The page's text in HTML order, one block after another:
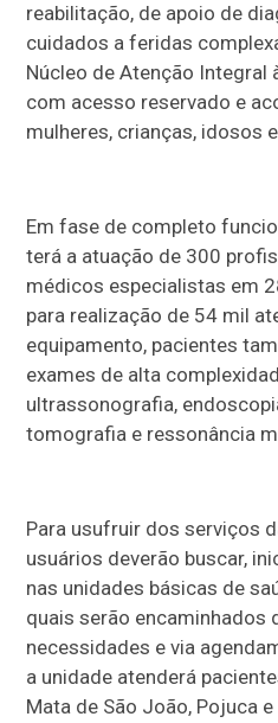
reabilitação, de apoio de
cuidados a feridas
Núcleo de Atenção Integral
com acesso reservado e
mulheres, crianças, idosos
Em fase de completo
terá a atuação de 300
médicos especialistas em
para realização de 54 mil
equipamento, pacientes
exames de alta
ultrassonografia,
tomografia e ressonância
Para usufruir dos serviços
usuários deverão buscar,
nas unidades básicas de
quais serão encaminhados
necessidades e via
a unidade atenderá
Mata de São João, Pojuca